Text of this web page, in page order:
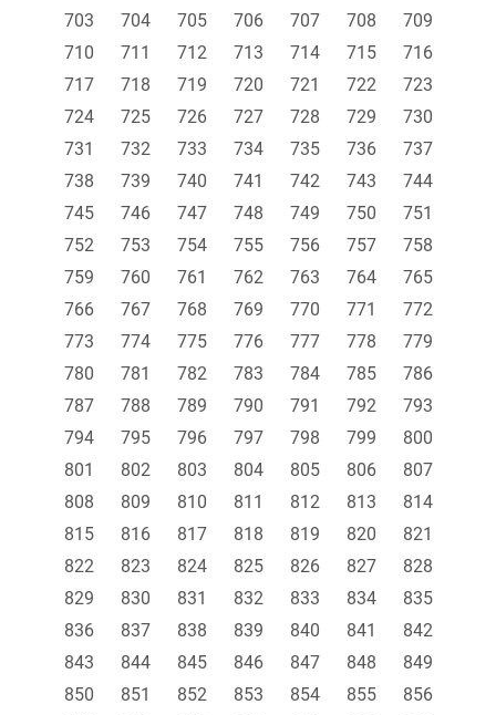
703
704 705 706 707 708
709
710
711 712 713 714 715
716
717
718 719 720 721 722
723
724
725 726 727 728 729
730
731
732 733 734 735 736
737
738
739 740 741 742 743
744
745
746 747 748 749 750
751
752
753 754 755 756 757
758
759
760 761 762 763 764
765
766
767 768 769 770 771
772
773
774 775 776 777 778
779
780
781 782 783 784 785
786
787
788 789 790 791 792
793
794
795 796 797 798 799
800
801
802 803 804 805 806
807
808
809 810 811 812 813
814
815
816 817 818 819 820
821
822
823 824 825 826 827
828
829
830 831 832 833 834
835
836
837 838 839 840 841
842
843
844 845 846 847 848
849
850
851 852 853 854 855
856